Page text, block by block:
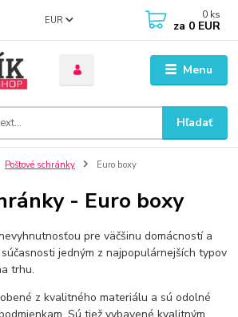
Menu
EUR
Hľadať
0 ks
za 0 EUR
Poštové schránky Euro boxy
- Euro boxy
pre väčšinu domácností a
jedným z najpopulárnejších typov
trhu.
z kvalitného materiálu a sú odolné
Sú tiež vybavené kvalitným